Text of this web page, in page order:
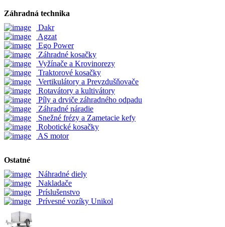
Záhradná technika
Dakr
Agzat
Ego Power
Záhradné kosačky
Vyžínače a Krovinorezy
Traktorové kosačky
Vertikulátory a Prevzdušňovače
Rotavátory a kultivátory
Píly a drviče záhradného odpadu
Záhradné náradie
Snežné frézy a Zametacie kefy
Robotické kosačky
AS motor
Ostatné
Náhradné diely
Nakladače
Príslušenstvo
Prívesné vozíky Unikol